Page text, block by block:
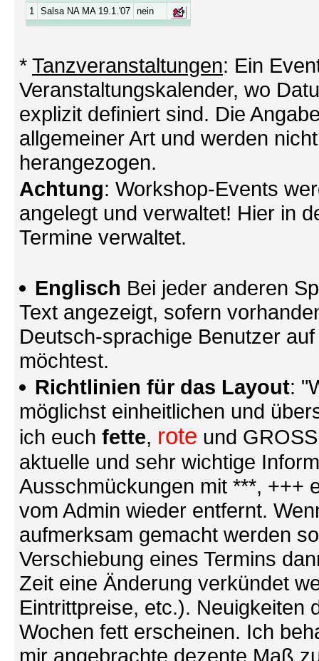
1 Salsa NA MA 19.1.'07 nein
* Tanzveranstaltungen: Ein
Veranstaltungskalender, wo
explizit definiert sind. Die
allgemeiner Art und werden
herangezogen.
Achtung: Workshop-Events
angelegt und verwaltet! Hier in
Termine verwaltet.
Englisch Bei jeder anderen
Text angezeigt, sofern
Deutsch-sprachige Benutzer
möchtest.
Richtlinien für das Layout:
möglichst einheitlichen und
ich euch fette, rote und
aktuelle und sehr wichtige
Ausschmückungen mit ***, +++
vom Admin wieder entfernt.
aufmerksam gemacht werden
Verschiebung eines Termins
Zeit eine Änderung verkündet
Eintrittpreise, etc.). Neuigkeiten
Wochen fett erscheinen. Ich
mir angebrachte dezente Maß